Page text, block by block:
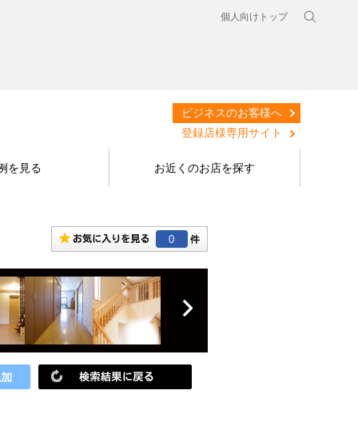
個人向けトップ
ビジネスのお客様へ
登録店様専用サイト
を見る お近くのお店を探す
0